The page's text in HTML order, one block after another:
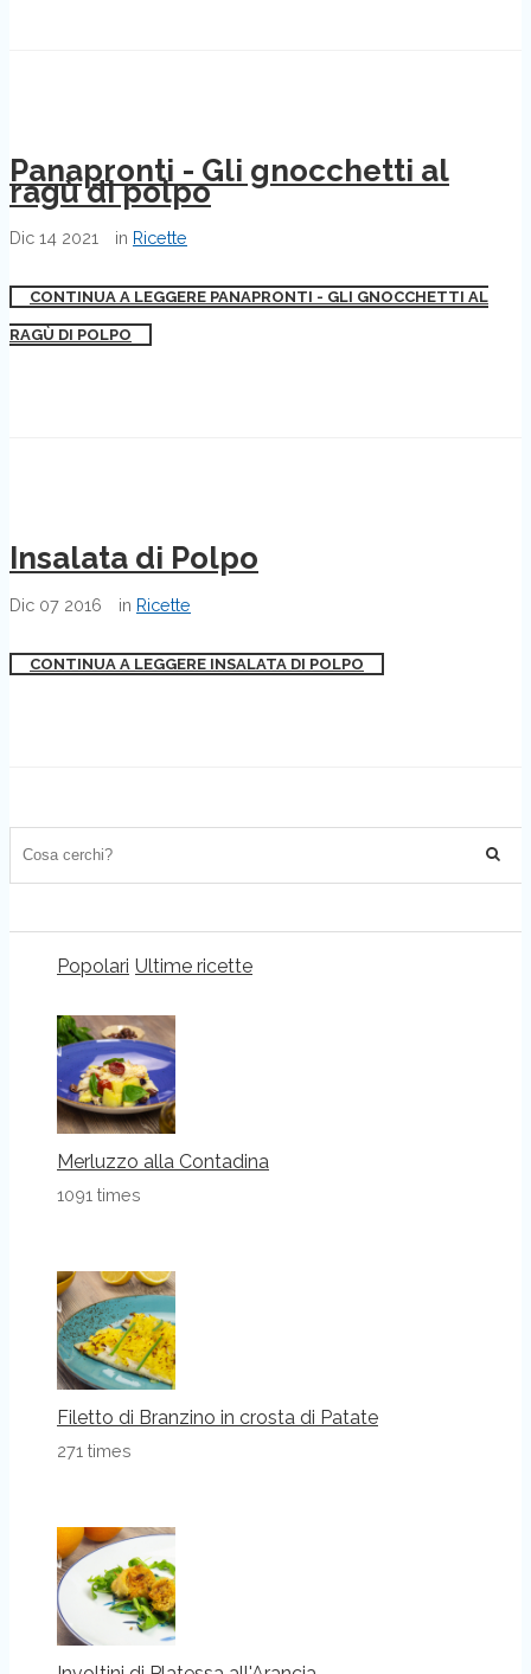
Panapronti - Gli gnocchetti al
ragù di polpo
Dic 14 2021 in Ricette
CONTINUA A LEGGERE PANAPRONTI - GLI GNOCCHETTI AL
RAGÙ DI POLPO
Insalata di Polpo
Dic 07 2016 in Ricette
CONTINUA A LEGGERE INSALATA DI POLPO
Popolari Ultime ricette
Merluzzo alla Contadina
1091 times
Filetto di Branzino in crosta di Patate
271 times